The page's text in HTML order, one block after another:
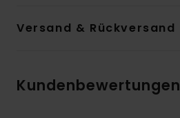
Versand & Rückversand
Kundenbewertungen